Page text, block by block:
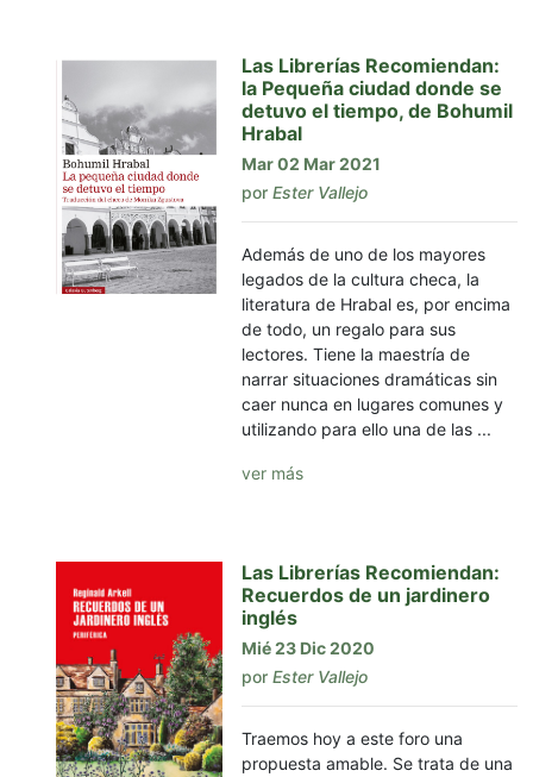
Las Librerías Recomiendan:
la Pequeña ciudad donde se
detuvo el tiempo, de Bohumil
Hrabal
Mar 02 Mar 2021
por Ester Vallejo
Además de uno de los mayores
legados de la cultura checa, la
literatura de Hrabal es, por encima
de todo, un regalo para sus
lectores. Tiene la maestría de
narrar situaciones dramáticas sin
caer nunca en lugares comunes y
utilizando para ello una de las ...
ver más
Las Librerías Recomiendan:
Recuerdos de un jardinero
inglés
Mié 23 Dic 2020
por Ester Vallejo
Traemos hoy a este foro una
propuesta amable. Se trata de una